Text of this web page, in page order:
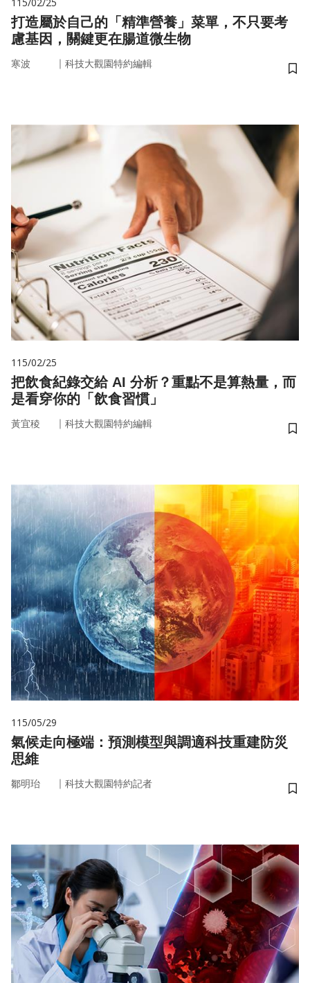
打造屬於自己的「精準營養」菜單，不只要考
慮基因，關鍵更在腸道微生物
寒波 ｜ 科技大觀園特約編輯
儲
115/02/25
把飲食紀錄交給 AI 分析？重點不是算熱量，而
是看穿你的「飲食習慣」
黃宜稜 ｜ 科技大觀園特約編輯
儲
115/05/29
氣候走向極端：預測模型與調適科技重建防災
思維
鄒明珆 ｜ 科技大觀園特約記者
儲